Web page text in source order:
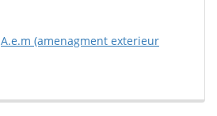
A.e.m (amenagment exterieur